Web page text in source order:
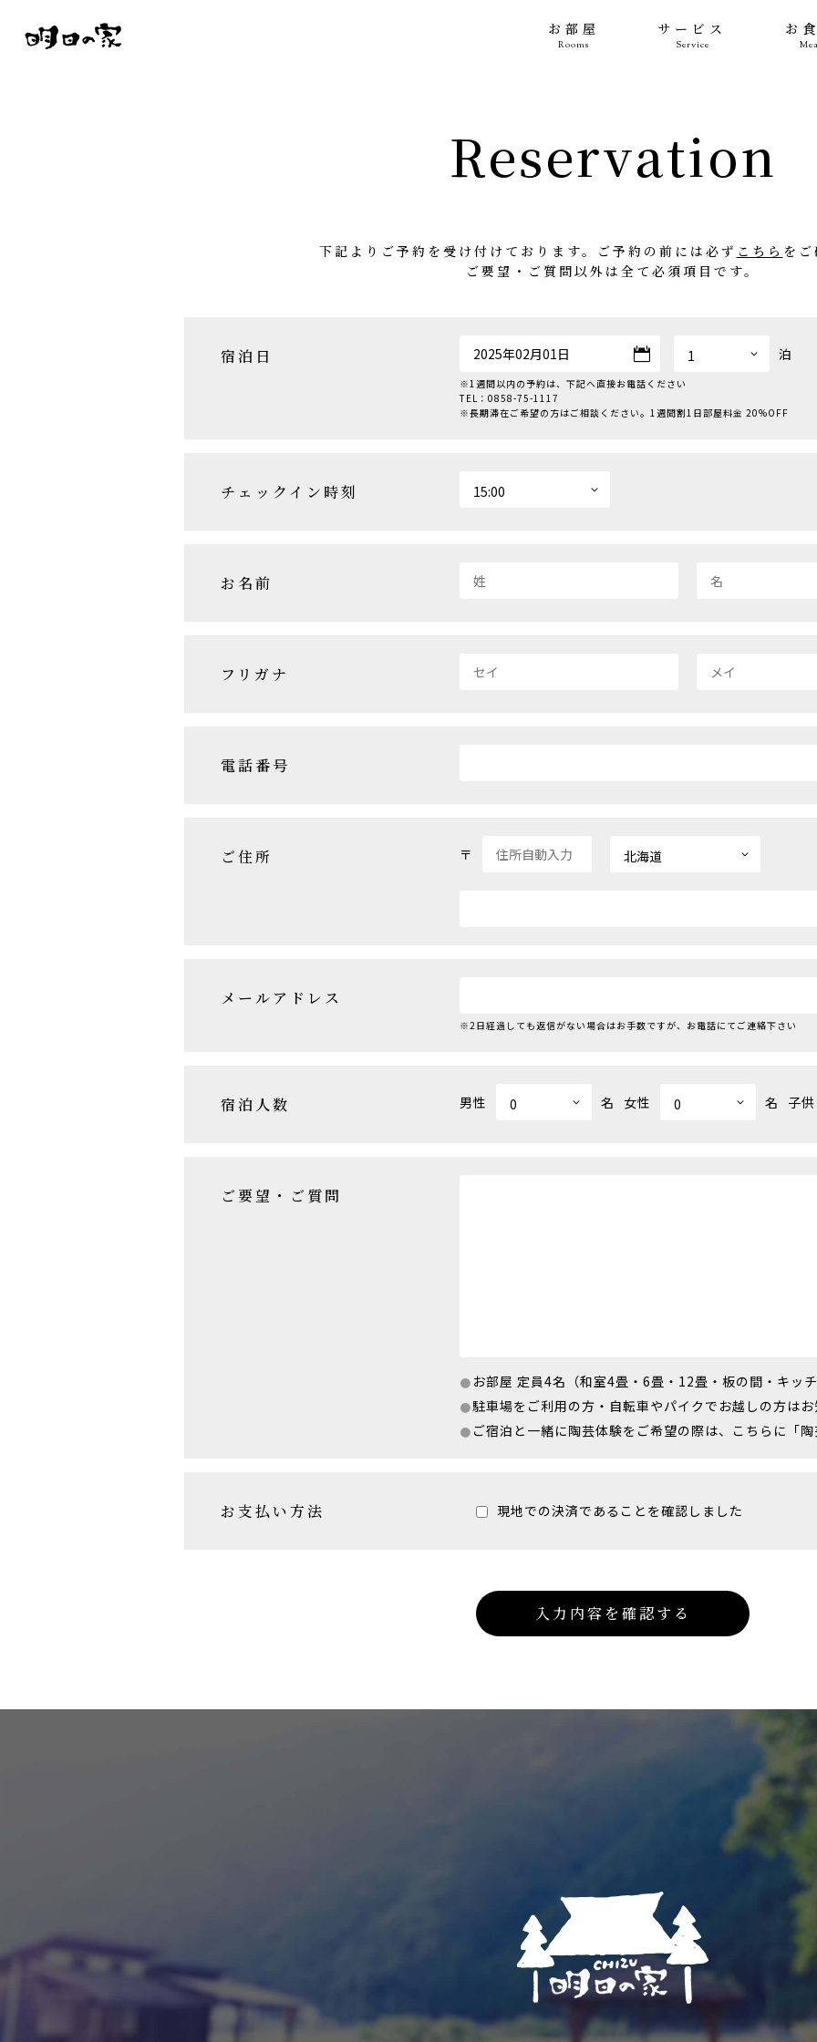
お部屋
Rooms
サービス
Service
お
Reservation
下記よりご予約を受け付けております。ご予約の前には必ず こちら をご
ご要望・ご質問以外は全て必須項目です。
宿泊日 泊
※1週間以内の予約は、下記へ直接お電話ください
TEL： 0858-75-1117
※長期滞在ご希望の方はご相談ください。1週間割1日部屋料金 20%OFF
チェックイン時刻
お名前
フリガナ
電話番号
ご住所 〒
メールアドレス
※2日経過しても返信がない場合はお手数ですが、お電話にてご連絡下さい
宿泊人数 男性 名 女性 名 子供
ご要望・ご質問
お部屋 定員4名（和室4畳・6畳・12畳・板の間・キッ
駐車場をご利用の方・自転車やパイクでお越しの方は
ご宿泊と一緒に陶芸体験をご希望の際は、こちらに「
お支払い方法 現地での決済であることを確認しました